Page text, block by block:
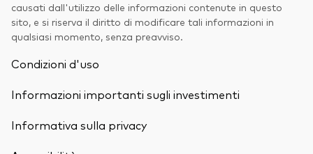
causati dall'utilizzo delle informazioni contenute in questo
sito, e si riserva il diritto di modificare tali informazioni in
qualsiasi momento, senza preavviso.
Condizioni d'uso
Informazioni importanti sugli investimenti
Informativa sulla privacy